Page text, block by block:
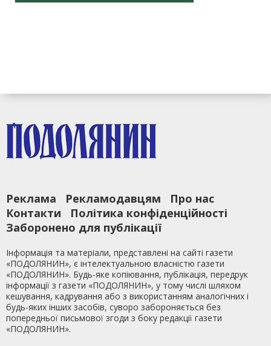
Реклама Рекламодавцям
Про нас
Контакти
Політика конфіденційності
Заборонено для публікації
Інформація та матеріали, представлені на сайті газети
«ПОДОЛЯНИН», є інтелектуальною власністю газети
«ПОДОЛЯНИН». Будь-яке копіювання, публікація, передрук
інформації з газети «ПОДОЛЯНИН», у тому числі шляхом
кешування, кадрування або з використанням аналогічних і
будь-яких інших засобів, суворо забороняється без
попередньої письмової згоди з боку редакції газети
«ПОДОЛЯНИН».